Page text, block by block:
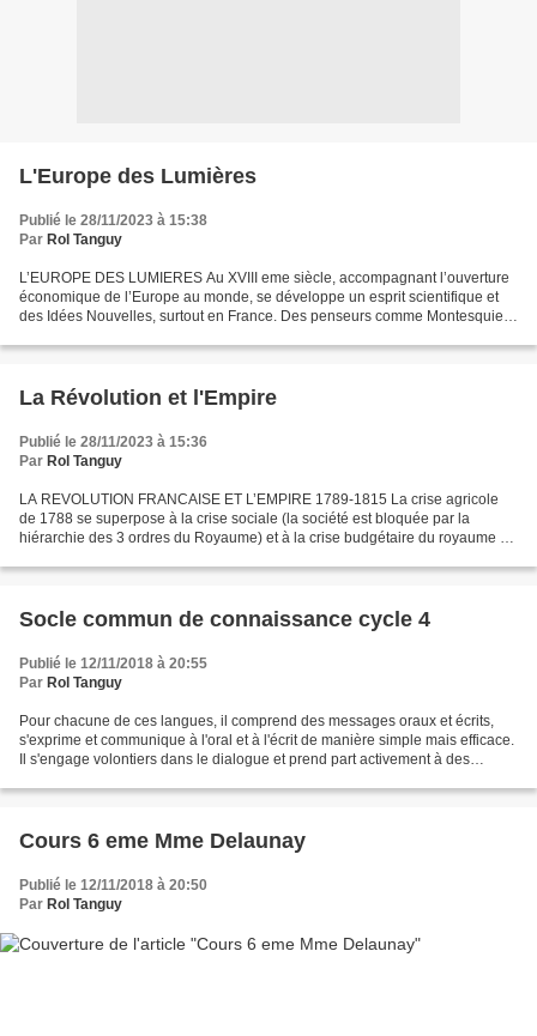
L'Europe des Lumières
Publié le 28/11/2023 à 15:38
Par Rol Tanguy
L’EUROPE DES LUMIERES Au XVIII eme siècle, accompagnant l’ouverture
économique de l’Europe au monde, se développe un esprit scientifique et
des Idées Nouvelles, surtout en France. Des penseurs comme Montesquieu
La Révolution et l'Empire
Publié le 28/11/2023 à 15:36
Par Rol Tanguy
LA REVOLUTION FRANCAISE ET L’EMPIRE 1789-1815 La crise agricole
de 1788 se superpose à la crise sociale (la société est bloquée par la
hiérarchie des 3 ordres du Royaume) et à la crise budgétaire du royaume de
Socle commun de connaissance cycle 4
Publié le 12/11/2018 à 20:55
Par Rol Tanguy
Pour chacune de ces langues, il comprend des messages oraux et écrits,
s'exprime et communique à l'oral et à l'écrit de manière simple mais efficace.
Il s'engage volontiers dans le dialogue et prend part activement à des
Cours 6 eme Mme Delaunay
Publié le 12/11/2018 à 20:50
Par Rol Tanguy